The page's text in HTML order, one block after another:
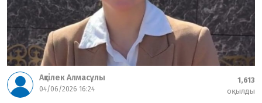
Ақтілек Алмасұлы
04/06/2026 16:24
1,613
оқылды